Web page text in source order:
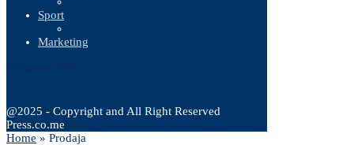
Sport
Marketing
@2025 - Copyright and All Right Reserved
Press.co.me
Home » Prodaja